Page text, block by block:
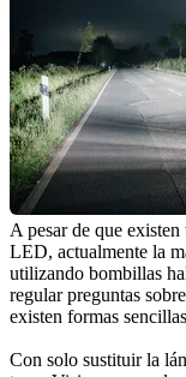
A pesar de que
LED, actualmente la
utilizando bombillas
regular preguntas
existen formas
Con solo sustituir la